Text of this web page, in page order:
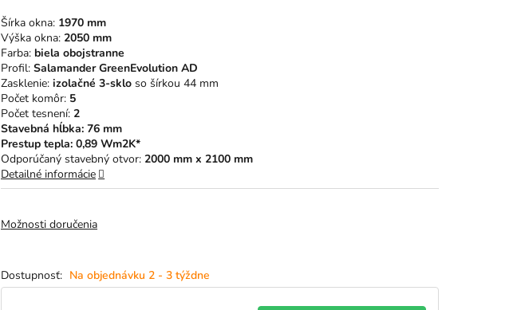
Na objednávku 2 - 3 týždne
Možnosti doručenia
Šírka okna: 1970 mm
Výška okna: 2050 mm
Farba: biela obojstranne
Profil: Salamander GreenEvolution AD
Zasklenie: izolačné 3-sklo so šírkou 44 mm
Počet komôr: 5
Počet tesnení: 2
Stavebná hĺbka: 76 mm
Prestup tepla: 0,89 Wm2K*
Odporúčaný stavebný otvor: 2000 mm x 2100 mm
Detailné informácie
hviezdičiek.